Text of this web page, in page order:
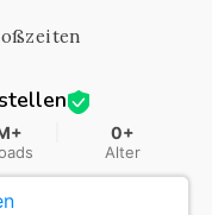
0+
Alter